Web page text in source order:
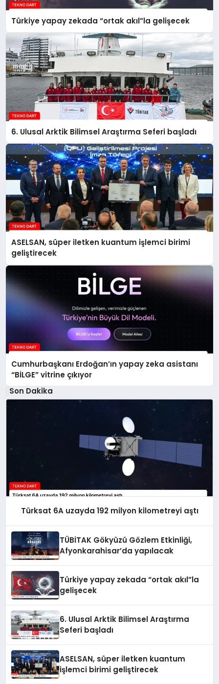
Türkiye yapay zekada “ortak akıl”la gelişecek
6. Ulusal Arktik Bilimsel Araştırma Seferi başladı
ASELSAN, süper iletken kuantum işlemci birimi
geliştirecek
Cumhurbaşkanı Erdoğan’ın yapay zeka asistanı
“BİLGE” vitrine çıkıyor
Son Dakika
Türksat 6A uzayda 192 milyon kilometreyi aştı
TÜBİTAK Gökyüzü Gözlem Etkinliği,
Afyonkarahisar’da yapılacak
Türkiye yapay zekada “ortak akıl”la
gelişecek
6. Ulusal Arktik Bilimsel Araştırma
Seferi başladı
ASELSAN, süper iletken kuantum
işlemci birimi geliştirecek